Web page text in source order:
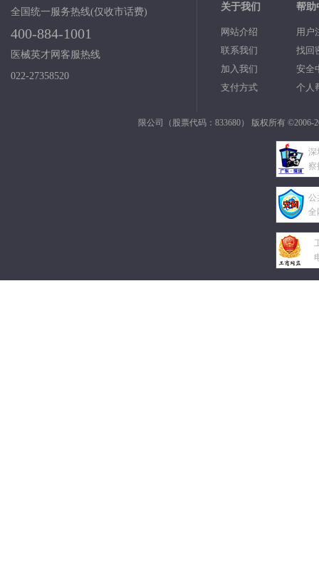
全国统一服务热线(仅收市话费)
400-884-1001
医械英才网客服热线
022-27358520
关于我们
网站介绍
联系我们
加入我们
支付方式
帮助
用户
找回
安全
个人
限公司（股票代码：833680） 版权所有 ©2006-
深
察
公
全